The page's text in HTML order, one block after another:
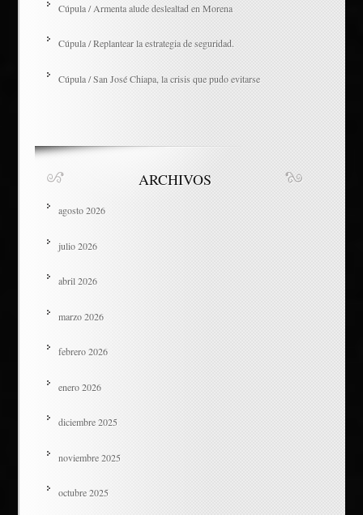
Cúpula / Armenta alude deslealtad en Morena
Cúpula / Replantear la estrategia de seguridad.
Cúpula / San José Chiapa, la crisis que pudo evitarse
ARCHIVOS
agosto 2026
julio 2026
abril 2026
marzo 2026
febrero 2026
enero 2026
diciembre 2025
noviembre 2025
octubre 2025